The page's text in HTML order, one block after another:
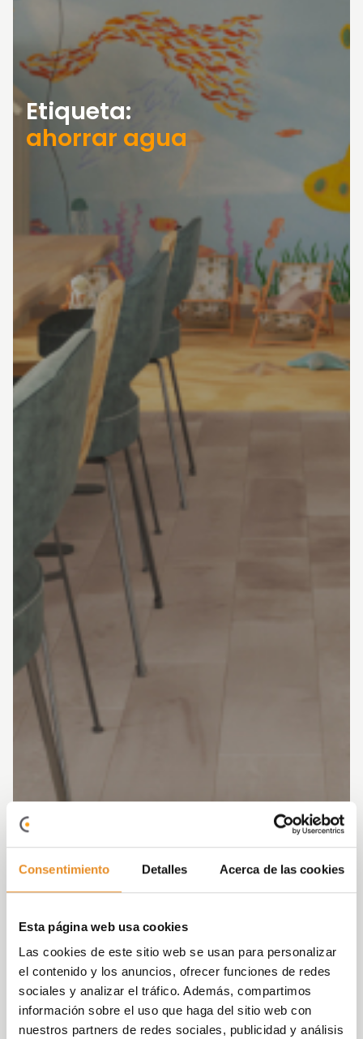
Consentimiento Detalles Acerca de las cookies
Esta página web usa cookies
Las cookies de este sitio web se usan para personalizar
el contenido y los anuncios, ofrecer funciones de redes
sociales y analizar el tráfico. Además, compartimos
información sobre el uso que haga del sitio web con
nuestros partners de redes sociales, publicidad y análisis
Etiqueta:
ahorrar agua